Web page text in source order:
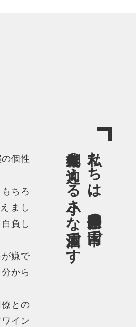
私たちは、静岡県伊豆の国市で
創業九〇年を迎える小さな酒屋です
個性
ちろ
まし
負し
嫌で
から
との
イン